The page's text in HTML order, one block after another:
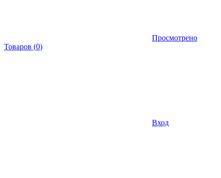
Просмотрено
Товаров (0)
Вход